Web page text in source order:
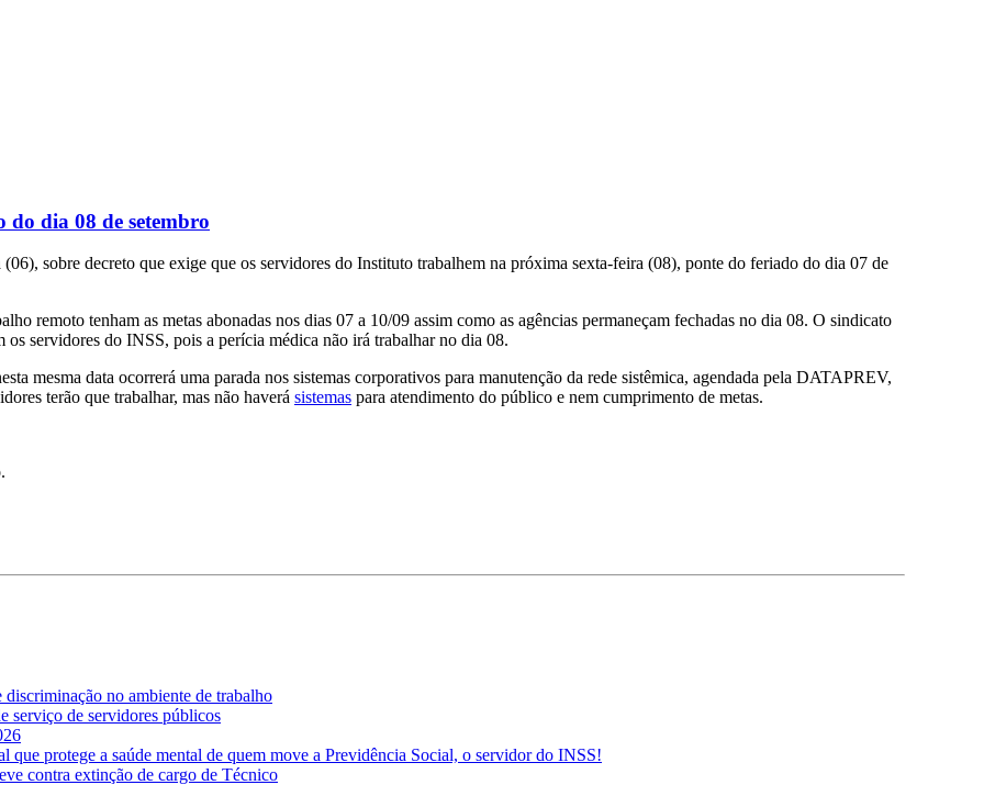
do dia 08 de setembro
sobre decreto que exige que os servidores do Instituto trabalhem na próxima sexta-feira (08), ponte do feriado do dia 07 de
remoto tenham as metas abonadas nos dias 07 a 10/09 assim como as agências permaneçam fechadas no dia 08. O sindicato
os servidores do INSS, pois a perícia médica não irá trabalhar no dia 08.
mesma data ocorrerá uma parada nos sistemas corporativos para manutenção da rede sistêmica, agendada pela DATAPREV,
terão que trabalhar, mas não haverá sistemas para atendimento do público e nem cumprimento de metas.
no ambiente de trabalho
serviço de servidores públicos
protege a saúde mental de quem move a Previdência Social, o servidor do INSS!
contra extinção de cargo de Técnico